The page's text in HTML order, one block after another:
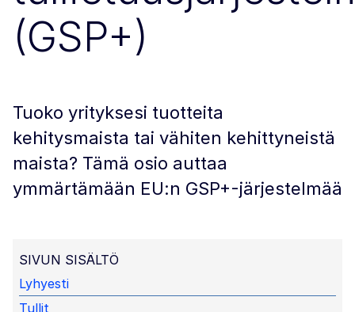
(GSP+)
Tuoko yrityksesi tuotteita
kehitysmaista tai vähiten kehittyneistä
maista? Tämä osio auttaa
ymmärtämään EU:n GSP+-järjestelmää
SIVUN SISÄLTÖ
Lyhyesti
Tullit